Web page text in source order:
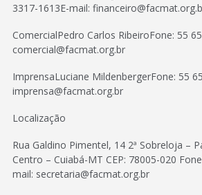
3317-1613E-mail:
ComercialPedro Carlos RibeiroFone: 55
comercial@facmat.org.br
ImprensaLuciane MildenbergerFone: 55
imprensa@facmat.org.br
Localização
Rua Galdino Pimentel, 14 2ª Sobreloja –
Centro – Cuiabá-MT CEP: 78005-020
mail: secretaria@facmat.org.br